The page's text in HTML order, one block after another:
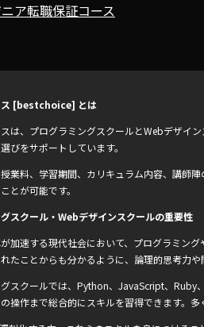
ア転職保証コース
ス [bestchoice] とは
は、プログラミングスクールとWebデザイ
びをサポートしています。
業料、学習期間、カリキュラム内容、講師
とが可能です。
スクール・Webデザインスクールの重要性
加速する現代社会において、プログラミン
たことからも分かるように、論理的思考力
スクールでは、Python、JavaScript、Ruby
操作まで総合的にスキルを習得できます。